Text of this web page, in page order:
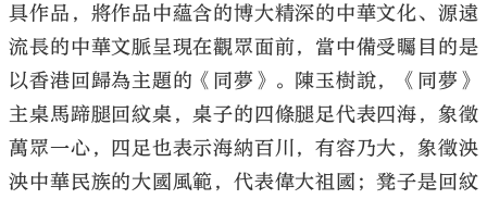
具作品，將作品中蘊含的博大精深的中華文化、源遠
流長的中華文脈呈現在觀眾面前，當中備受矚目的是
以香港回歸為主題的《同夢》。陳玉樹說，《同夢》
主桌馬蹄腿回紋桌，桌子的四條腿足代表四海，象徵
萬眾一心，四足也表示海納百川，有容乃大，象徵泱
泱中華民族的大國風範，代表偉大祖國；凳子是回紋